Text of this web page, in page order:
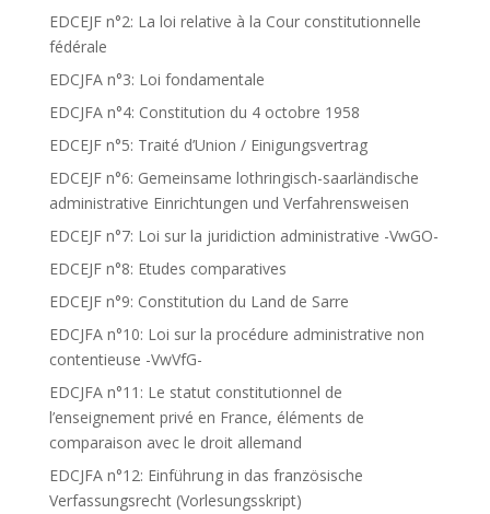
EDCEJF n°2: La loi relative à la Cour constitutionnelle
fédérale
EDCJFA n°3: Loi fondamentale
EDCJFA n°4: Constitution du 4 octobre 1958
EDCEJF n°5: Traité d’Union / Einigungsvertrag
EDCEJF n°6: Gemeinsame lothringisch-saarländische
administrative Einrichtungen und Verfahrensweisen
EDCEJF n°7: Loi sur la juridiction administrative -VwGO-
EDCEJF n°8: Etudes comparatives
EDCEJF n°9: Constitution du Land de Sarre
EDCJFA n°10: Loi sur la procédure administrative non
contentieuse -VwVfG-
EDCJFA n°11: Le statut constitutionnel de
l’enseignement privé en France, éléments de
comparaison avec le droit allemand
EDCJFA n°12: Einführung in das französische
Verfassungsrecht (Vorlesungsskript)